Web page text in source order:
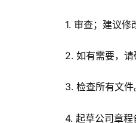
1. 审查；建议
2. 如有需要，
3. 检查所有文件
4. 起草公司章程